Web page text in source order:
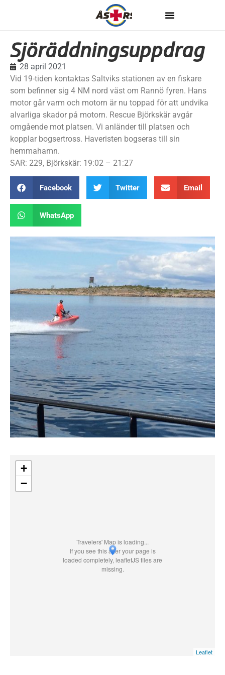
Sjöräddningsuppdrag
28 april 2021
Vid 19-tiden kontaktas Saltviks stationen av en fiskare
som befinner sig 4 NM nord väst om Rannö fyren. Hans
motor går varm och motorn är nu toppad för att undvika
alvarliga skador på motorn. Rescue Björkskär avgår
omgående mot platsen. Vi anländer till platsen och
kopplar bogsertross. Haveristen bogseras till sin
hemmahamn.
SAR: 229, Björkskär: 19:02 – 21:27
Facebook Twitter Email
WhatsApp
Travelers' Map is loading...
If you see this after your page is
loaded completely, leafletJS files are
missing.
+
−
Leaflet